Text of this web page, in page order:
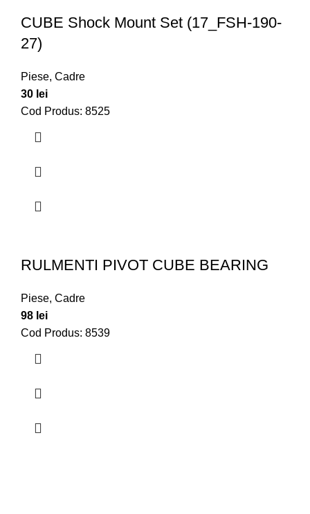
CUBE Shock Mount Set (17_FSH-190-
27)
Piese, Cadre
30 lei
Cod Produs: 8525
RULMENTI PIVOT CUBE BEARING
Piese, Cadre
98 lei
Cod Produs: 8539